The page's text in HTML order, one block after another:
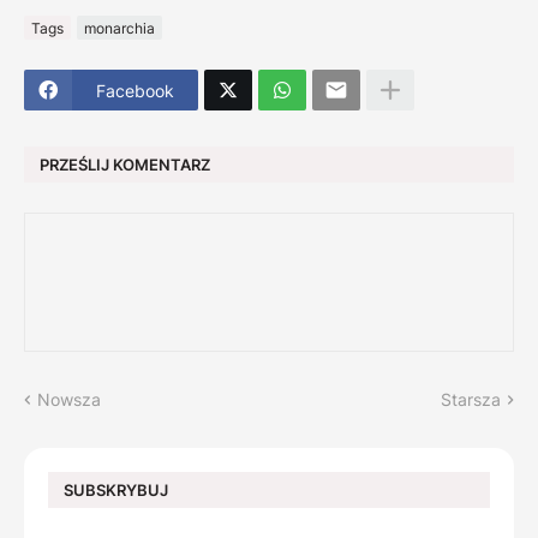
Tags monarchia
Facebook
PRZEŚLIJ KOMENTARZ
Nowsza Starsza
SUBSKRYBUJ